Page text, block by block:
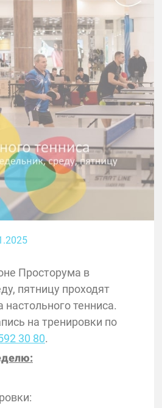
Просторума в
пятницу проходят
настольного тенниса.
на тренировки по
30 80.